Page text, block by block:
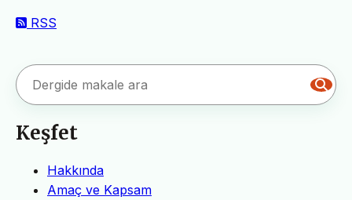
RSS
Keşfet
Hakkında
Amaç ve Kapsam